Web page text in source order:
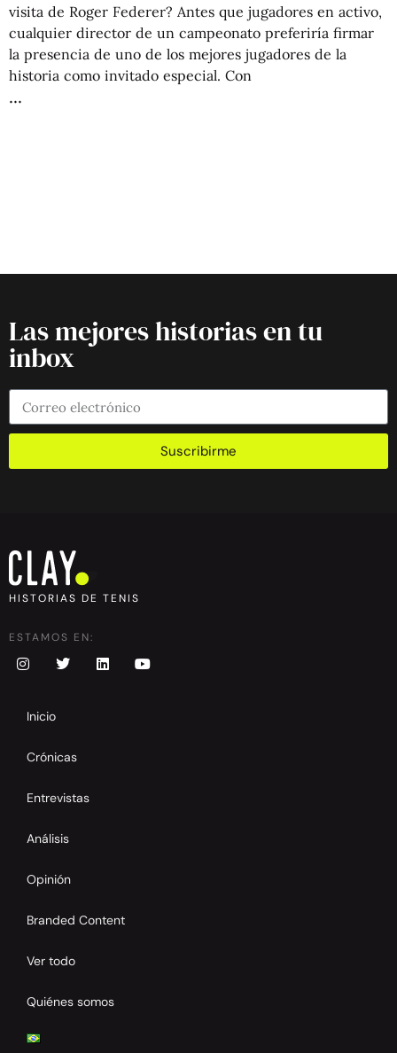
visita de Roger Federer? Antes que jugadores en activo,
cualquier director de un campeonato preferiría firmar
la presencia de uno de los mejores jugadores de la
historia como invitado especial. Con
Las mejores historias en tu
inbox
Suscribirme
HISTORIAS DE TENIS
ESTAMOS EN:
Inicio
Crónicas
Entrevistas
Análisis
Opinión
Branded Content
Ver todo
Quiénes somos